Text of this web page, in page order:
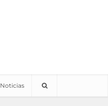
Noticias